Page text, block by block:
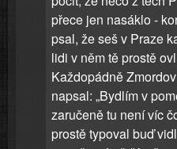
přece jen nasáklo -
psal, že seš v Praze
lidi v něm tě prostě
Každopádně
napsal: „Bydlím v
zaručeně tu není víc
prostě typoval buď